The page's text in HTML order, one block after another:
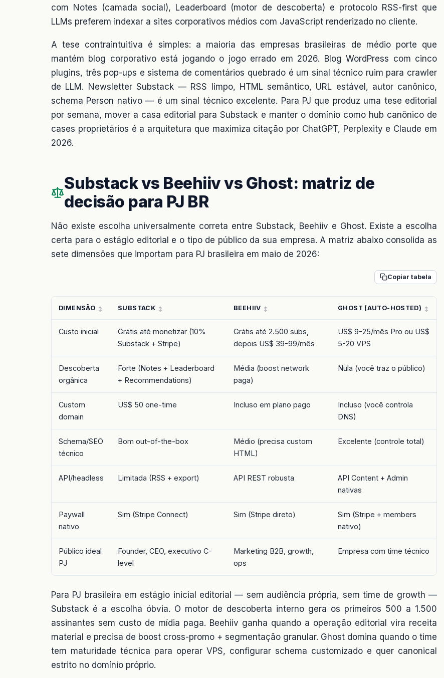
com Notes (camada social), Leaderboard (motor de descoberta) e protocolo RSS-first que
LLMs preferem indexar a sites corporativos médios com JavaScript renderizado no cliente.
A tese contraintuitiva é simples: a maioria das empresas brasileiras de médio porte que
mantém blog corporativo está jogando o jogo errado em 2026. Blog WordPress com cinco
plugins, três pop-ups e sistema de comentários quebrado é um sinal técnico ruim para crawler
de LLM. Newsletter Substack — RSS limpo, HTML semântico, URL estável, autor canônico,
schema Person nativo — é um sinal técnico excelente. Para PJ que produz uma tese editorial
por semana, mover a casa editorial para Substack e manter o domínio como hub canônico de
cases proprietários é a arquitetura que maximiza citação por ChatGPT, Perplexity e Claude em
2026.
Substack vs Beehiiv vs Ghost: matriz de
decisão para PJ BR
Não existe escolha universalmente correta entre Substack, Beehiiv e Ghost. Existe a escolha
certa para o estágio editorial e o tipo de público da sua empresa. A matriz abaixo consolida as
sete dimensões que importam para PJ brasileira em maio de 2026:
Copiar tabela
DIMENSÃO SUBSTACK BEEHIIV GHOST (AUTO-HOSTED)
Custo inicial
Grátis até monetizar (10%
Substack + Stripe)
Grátis até 2.500 subs,
depois US$ 39-99/mês
US$ 9-25/mês Pro ou US$
5-20 VPS
Descoberta
orgânica
Forte (Notes + Leaderboard
+ Recommendations)
Média (boost network
paga)
Nula (você traz o público)
Custom
domain
US$ 50 one-time Incluso em plano pago
Incluso (você controla
DNS)
Schema/SEO
técnico
Bom out-of-the-box
Médio (precisa custom
HTML)
Excelente (controle total)
API/headless Limitada (RSS + export) API REST robusta
API Content + Admin
nativas
Paywall
nativo
Sim (Stripe Connect) Sim (Stripe direto)
Sim (Stripe + members
nativo)
Público ideal
PJ
Founder, CEO, executivo C-
level
Marketing B2B, growth,
ops
Empresa com time técnico
Para PJ brasileira em estágio inicial editorial — sem audiência própria, sem time de growth —
Substack é a escolha óbvia. O motor de descoberta interno gera os primeiros 500 a 1.500
assinantes sem custo de mídia paga. Beehiiv ganha quando a operação editorial vira receita
material e precisa de boost cross-promo + segmentação granular. Ghost domina quando o time
tem maturidade técnica para operar VPS, configurar schema customizado e quer canonical
estrito no domínio próprio.